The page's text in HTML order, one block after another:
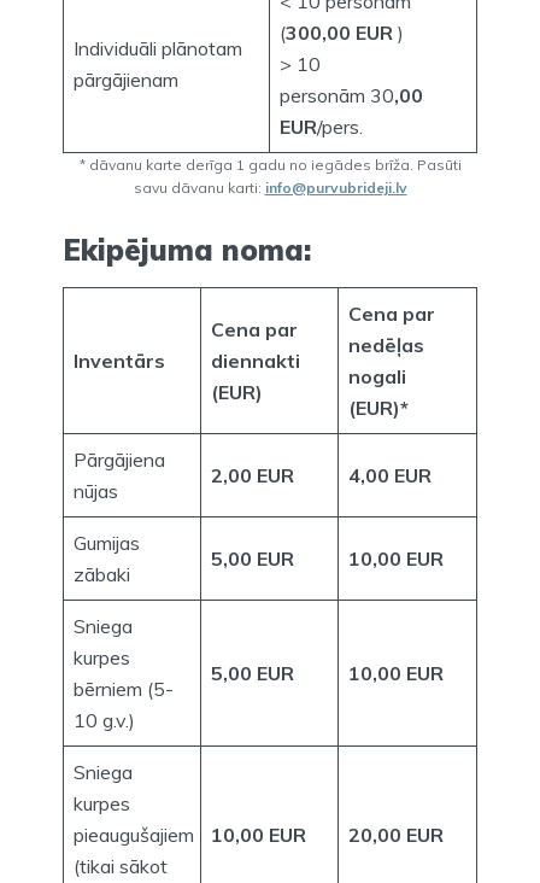
Individuāli plānotam
pārgājienam
(300,00 EUR )
> 10
personām 30,00
EUR/pers.
* dāvanu karte derīga 1 gadu no iegādes brīža. Pasūti
savu dāvanu karti: info@purvubrideji.lv
Ekipējuma noma:
Inventārs
Cena par
diennakti
(EUR)
Cena par
nedēļas
nogali
(EUR)*
Pārgājiena
nūjas
2,00 EUR 4,00 EUR
Gumijas
zābaki
5,00 EUR 10,00 EUR
Sniega
kurpes
bērniem (5-
10 g.v.)
5,00 EUR 10,00 EUR
Sniega
kurpes
pieaugušajiem
(tikai sākot
10,00 EUR 20,00 EUR